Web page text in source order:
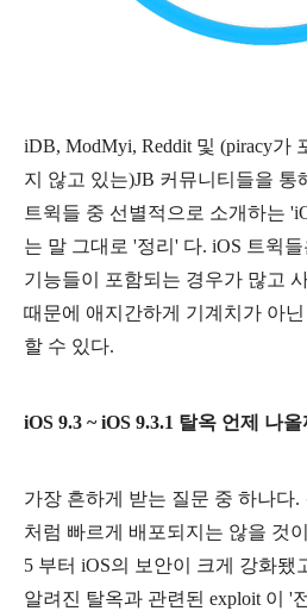
iDB, ModMyi, Reddit 및 (piracy가
지 않고 있는)JB 커뮤니티들을 통
트윅들 중 선별적으로 소개하는
는 말 그대로 '정리' 다. iOS 트윅
기능들이 포함되는 경우가 많고
때문에 애지간하게 기계치가 아
할 수 있다.
iOS 9.3 ~ iOS 9.3.1 탈옥 언제 나올
가장 흔하게 받는 질문 중 하나다.
처럼 빠르게 배포되지는 않을 것
5 부터 iOS의 보안이 크게 강화됐
알려진 탈옥과 관련된 exploit 이 '